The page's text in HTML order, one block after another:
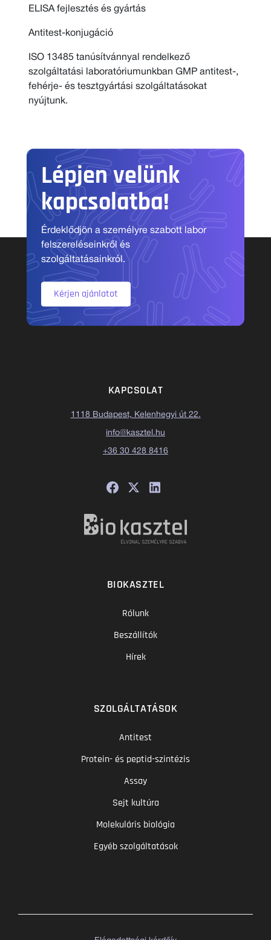
ELISA fejlesztés és gyártás
Antitest-konjugáció
ISO 13485 tanúsítvánnyal rendelkező
szolgáltatási laboratóriumunkban GMP antitest-,
fehérje- és tesztgyártási szolgáltatásokat
nyújtunk.
Lépjen velünk
kapcsolatba!
Érdeklődjön a személyre szabott labor
felszereléseinkről és
szolgáltatásainkról.
Kérjen ajánlatot
KAPCSOLAT
1118 Budapest, Kelenhegyi út 22.
info@kasztel.hu
+36 30 428 8416
BIOKASZTEL
Rólunk
Beszállítók
Hírek
SZOLGÁLTATÁSOK
Antitest
Protein- és peptid-szintézis
Assay
Sejt kultúra
Molekuláris biológia
Egyéb szolgáltatások